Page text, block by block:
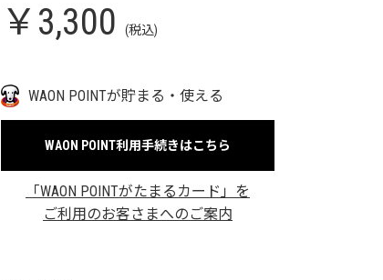
￥3,300 (税込)
WAON POINTが貯まる・使える
WAON POINT利用手続きはこちら
「WAON POINTがたまるカード」を
ご利用のお客さまへのご案内